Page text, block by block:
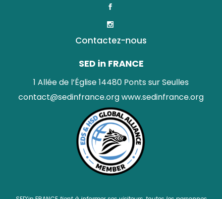
Contactez-nous
SED in FRANCE
1 Allée de l’Église 14480 Ponts sur Seulles
contact@sedinfrance.orgwww.sedinfrance.org